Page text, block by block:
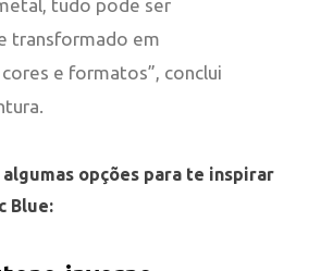
tudo pode ser
transformado em
e formatos”, conclui
opções para te inspirar
Blue: